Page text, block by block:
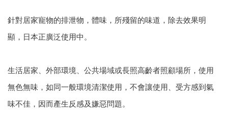
針對居家寵物的排泄物，體味，所殘留的味道，除去效果明
顯，日本正廣泛使用中。
生活居家、外部環境、公共場域或長照高齡者照顧場所，使用
無色無味，如同一般環境清潔使用，不會讓使用、受方感到氣
味不佳，因而產生反感及嫌惡問題。